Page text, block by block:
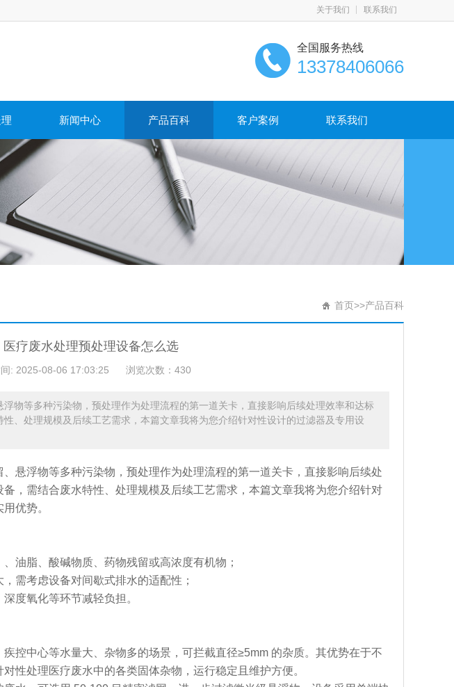
关于我们 联系我们
全国服务热线
13378406066
新闻中心 产品百科 客户案例 联系我们
首页>>产品百科
医疗废水处理预处理设备怎么选
: 2025-08-06 17:03:25 浏览次数：430
物等多种污染物，预处理作为处理流程的第一道关卡，直接影响后续处理效率和达标
、处理规模及后续工艺需求，本篇文章我将为您介绍针对性设计的过滤器及专用设
悬浮物等多种污染物，预处理作为处理流程的第一道关卡，直接影响后续处
，需结合废水特性、处理规模及后续工艺需求，本篇文章我将为您介绍针对
优势。
油脂、酸碱物质、药物残留或高浓度有机物；
需考虑设备对间歇式排水的适配性；
度氧化等环节减轻负担。
控中心等水量大、杂物多的场景，可拦截直径≥5mm 的杂质。其优势在于不
性处理医疗废水中的各类固体杂物，运行稳定且维护方便。